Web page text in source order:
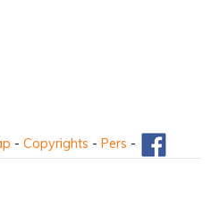
- Copyrights - Pers -